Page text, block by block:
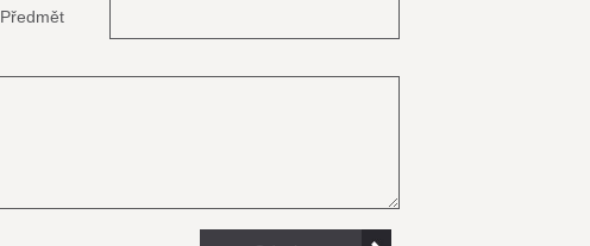
Předmět